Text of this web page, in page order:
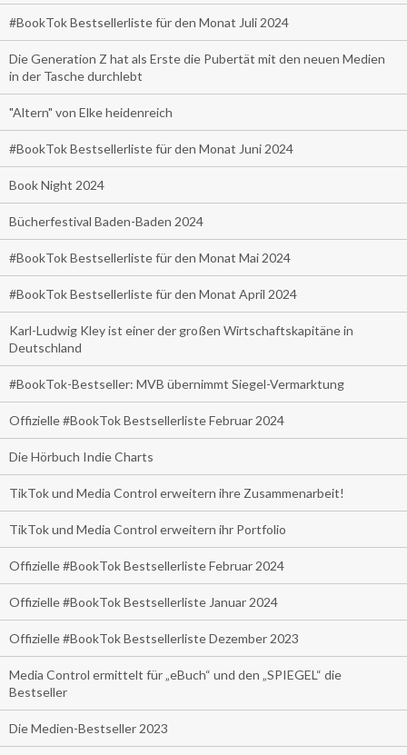
#BookTok Bestsellerliste für den Monat Juli 2024
Die Generation Z hat als Erste die Pubertät mit den neuen Medien
in der Tasche durchlebt
"Altern" von Elke heidenreich
#BookTok Bestsellerliste für den Monat Juni 2024
Book Night 2024
Bücherfestival Baden-Baden 2024
#BookTok Bestsellerliste für den Monat Mai 2024
#BookTok Bestsellerliste für den Monat April 2024
Karl-Ludwig Kley ist einer der großen Wirtschaftskapitäne in
Deutschland
#BookTok-Bestseller: MVB übernimmt Siegel-Vermarktung
Offizielle #BookTok Bestsellerliste Februar 2024
Die Hörbuch Indie Charts
TikTok und Media Control erweitern ihre Zusammenarbeit!
TikTok und Media Control erweitern ihr Portfolio
Offizielle #BookTok Bestsellerliste Februar 2024
Offizielle #BookTok Bestsellerliste Januar 2024
Offizielle #BookTok Bestsellerliste Dezember 2023
Media Control ermittelt für „eBuch“ und den „SPIEGEL“ die
Bestseller
Die Medien-Bestseller 2023